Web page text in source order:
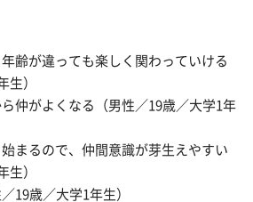
齢が違っても楽しく関わっていける
生）
仲がよくなる（男性／19歳／大学1年
まるので、仲間意識が芽生えやすい
生）
19歳／大学1年生）